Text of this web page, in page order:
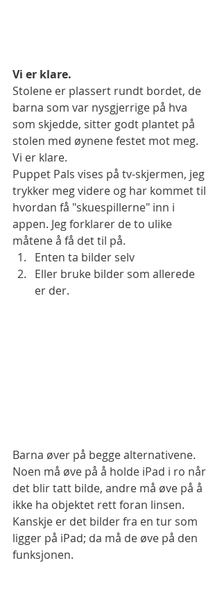
Vi er klare.
Stolene er plassert rundt bordet, de
barna som var nysgjerrige på hva
som skjedde, sitter godt plantet på
stolen med øynene festet mot meg.
Vi er klare.
Puppet Pals vises på tv-skjermen, jeg
trykker meg videre og har kommet til
hvordan få "skuespillerne" inn i
appen. Jeg forklarer de to ulike
måtene å få det til på.
Enten ta bilder selv
Eller bruke bilder som allerede
er der.
Barna øver på begge alternativene.
Noen må øve på å holde iPad i ro når
det blir tatt bilde, andre må øve på å
ikke ha objektet rett foran linsen.
Kanskje er det bilder fra en tur som
ligger på iPad; da må de øve på den
funksjonen.